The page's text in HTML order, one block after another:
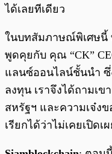
ได้เลยทีเดียว
ในบทสัมภาษณ์พิเศษนี้
พูดคุยกับ คุณ “CK”
แลนซ์ออนไลน์ชั้นนำ
ลงทุน เราจึงได้ถามเ
สหรัฐฯ และความเจ๋งข
เรียกได้ว่าไม่เคยเปิด